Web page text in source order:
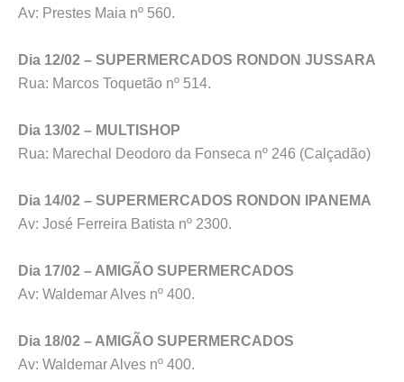
Av: Prestes Maia nº 560.
Dia 12/02 – SUPERMERCADOS RONDON JUSSARA
Rua: Marcos Toquetão nº 514.
Dia 13/02 – MULTISHOP
Rua: Marechal Deodoro da Fonseca nº 246 (Calçadão)
Dia 14/02 – SUPERMERCADOS RONDON IPANEMA
Av: José Ferreira Batista nº 2300.
Dia 17/02 – AMIGÃO SUPERMERCADOS
Av: Waldemar Alves nº 400.
Dia 18/02 – AMIGÃO SUPERMERCADOS
Av: Waldemar Alves nº 400.